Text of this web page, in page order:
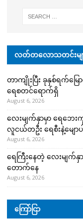
လတ်တလောသတင်းမျ
တာကျိုးပြီး ခုနှစ်ရက်မြေ
ရေစတင်ရောက်ရှိ
August 6, 2026
လေးမျက်နှာမှာ ရေဘေး
လူငယ်တဦး ရေစီးနဲ့မျော
August 6, 2026
ရေကြီးနေတဲ့ လေးမျက်နှ
တောက်နေ
August 6, 2026
ကြော်ငြာ